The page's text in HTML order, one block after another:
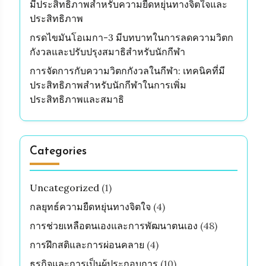
มีประสิทธิภาพสำหรับความยืดหยุ่นทางจิตใจและ
ประสิทธิภาพ
กรดไขมันโอเมกา-3 มีบทบาทในการลดความวิตก
กังวลและปรับปรุงสมาธิสำหรับนักกีฬา
การจัดการกับความวิตกกังวลในกีฬา: เทคนิคที่มี
ประสิทธิภาพสำหรับนักกีฬาในการเพิ่ม
ประสิทธิภาพและสมาธิ
Categories
Uncategorized(1)
กลยุทธ์ความยืดหยุ่นทางจิตใจ (4)
การช่วยเหลือตนเองและการพัฒนาตนเอง (48)
การฝึกสติและการผ่อนคลาย (4)
ธุรกิจและการเป็นผู้ประกอบการ (10)